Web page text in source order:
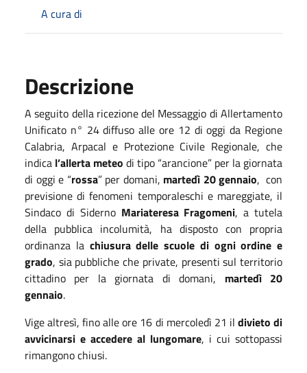
A cura di
Descrizione
A seguito della ricezione del Messaggio di Allertamento
Unificato n° 24 diffuso alle ore 12 di oggi da Regione
Calabria, Arpacal e Protezione Civile Regionale, che
indica l’allerta meteo di tipo “arancione” per la giornata
di oggi e “rossa” per domani, martedì 20 gennaio, con
previsione di fenomeni temporaleschi e mareggiate, il
Sindaco di Siderno Mariateresa Fragomeni, a tutela
della pubblica incolumità, ha disposto con propria
ordinanza la chiusura delle scuole di ogni ordine e
grado, sia pubbliche che private, presenti sul territorio
cittadino per la giornata di domani, martedì 20
gennaio.
Vige altresì, fino alle ore 16 di mercoledì 21 il divieto di
avvicinarsi e accedere al lungomare, i cui sottopassi
rimangono chiusi.